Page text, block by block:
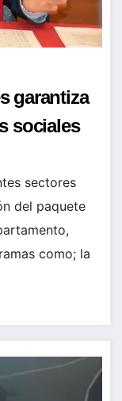
garantiza
sociales
sectores
del paquete
como; la